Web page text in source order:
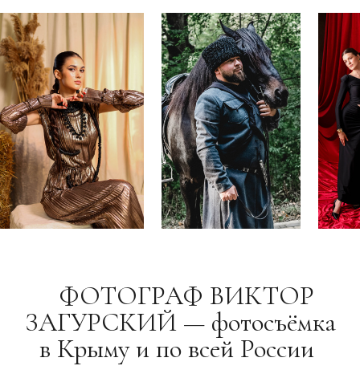
ФОТОГРАФ ВИКТОР
ЗАГУРСКИЙ — фотосъёмка
в Крыму и по всей России